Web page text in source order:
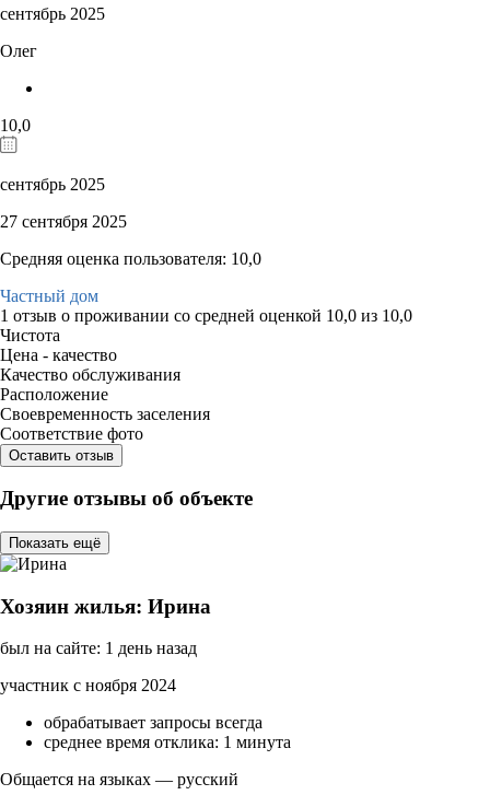
сентябрь 2025
Олег
10,0
сентябрь 2025
27 сентября 2025
Средняя оценка пользователя: 10,0
Частный дом
1 отзыв о проживании со средней оценкой 10,0 из 10,0
Чистота
Цена - качество
Качество обслуживания
Расположение
Своевременность заселения
Соответствие фото
Оставить отзыв
Другие отзывы об объекте
Показать ещё
Хозяин жилья: Ирина
был на сайте: 1 день назад
участник с ноября 2024
обрабатывает запросы всегда
среднее время отклика: 1 минута
Общается на языках — русский